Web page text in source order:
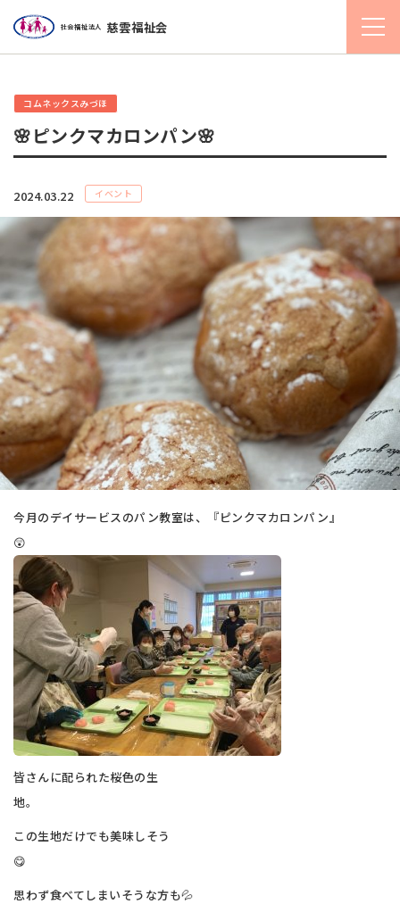
社会福祉法人 慈雲福祉会
コムネックスみづほ
🌸ピンクマカロンパン🌸
2024.03.22 イベント
今月のデイサービスのパン教室は、『ピンクマカロンパン』
😲
皆さんに配られた桜色の生
地。
この生地だけでも美味しそう
😋
思わず食べてしまいそうな方も💦